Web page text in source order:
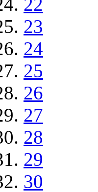
22
23
24
25
26
27
28
29
30